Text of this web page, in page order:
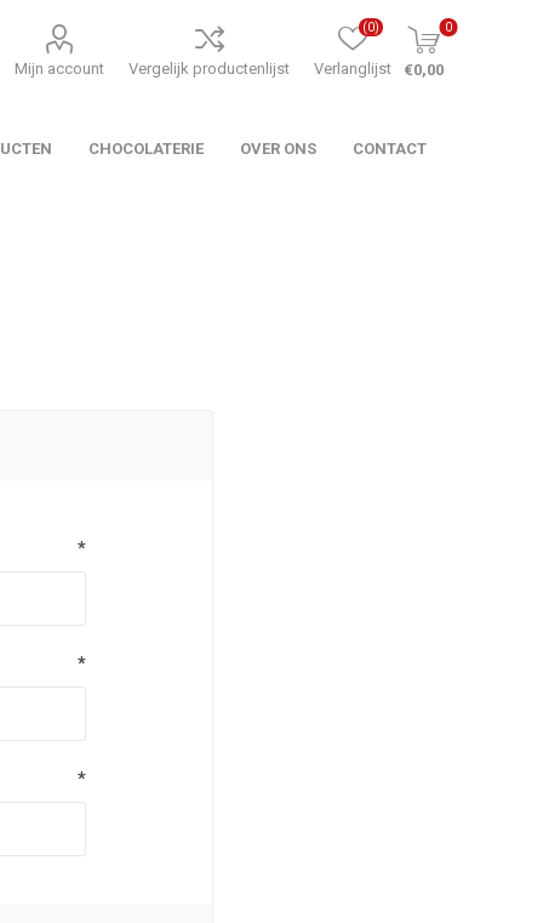
Mijn account Vergelijk productenlijst Verlanglijst
(0) 0
€0,00
CHOCOLATERIE OVER ONS CONTACT
*
*
*